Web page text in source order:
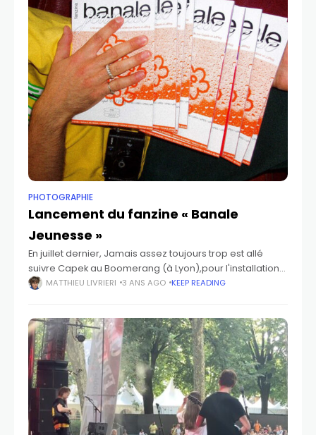
PHOTOGRAPHIE
Lancement du fanzine « Banale
Jeunesse »
En juillet dernier, Jamais assez toujours trop est allé
suivre Capek au Boomerang (à Lyon),pour l'installation
de son exposition "NoCapek" et la sortie de son fanzine
MATTHIEU LIVRIERI 3 ANS AGO KEEP READING